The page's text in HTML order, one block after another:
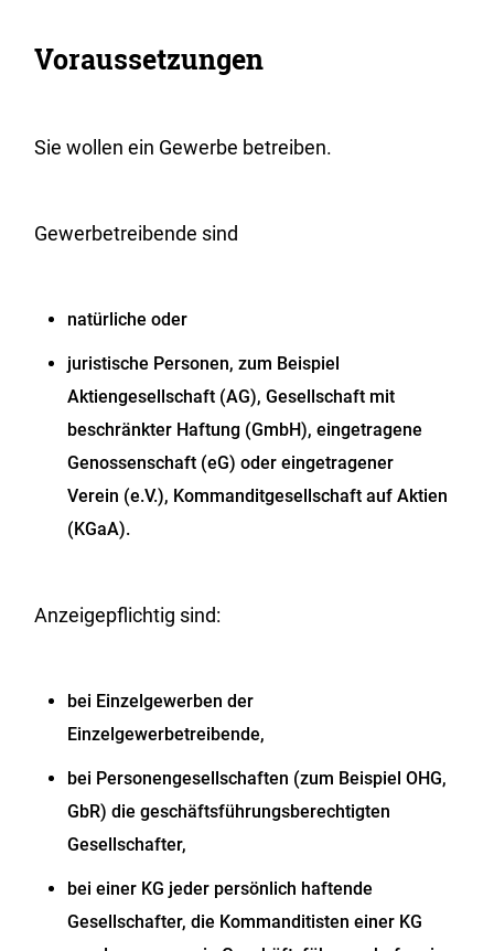
Voraussetzungen
Sie wollen ein Gewerbe betreiben.
Gewerbetreibende sind
natürliche oder
juristische Personen, zum Beispiel
Aktiengesellschaft (AG), Gesellschaft mit
beschränkter Haftung (GmbH), eingetragene
Genossenschaft (eG) oder eingetragener
Verein (e.V.), Kommanditgesellschaft auf Aktien
(KGaA).
Anzeigepflichtig sind:
bei Einzelgewerben der
Einzelgewerbetreibende,
bei Personengesellschaften (zum Beispiel OHG,
GbR) die geschäftsführungsberechtigten
Gesellschafter,
bei einer KG jeder persönlich haftende
Gesellschafter, die Kommanditisten einer KG